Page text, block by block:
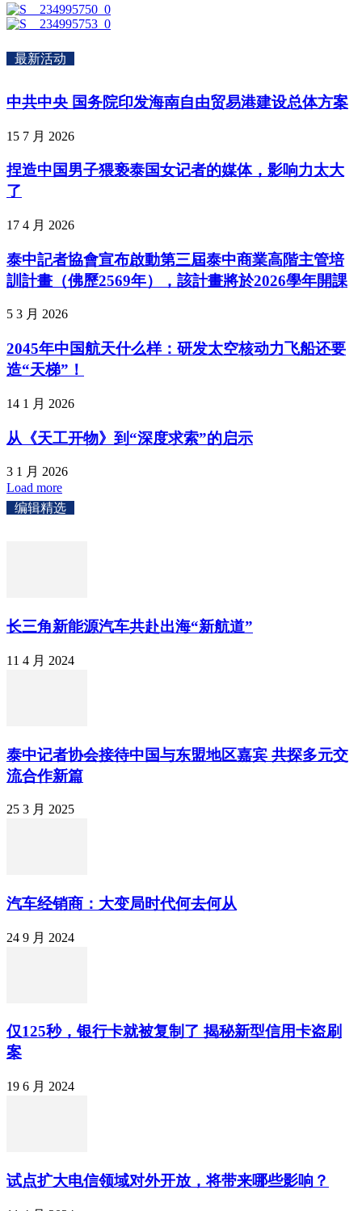
最新活动
中共中央 国务院印发海南自由贸易港建设总体方案
15 7 月 2026
捏造中国男子猥亵泰国女记者的媒体，影响力太大
了
17 4 月 2026
泰中記者協會宣布啟動第三屆泰中商業高階主管培
訓計畫（佛歷2569年），該計畫將於2026學年開課
5 3 月 2026
2045年中国航天什么样：研发太空核动力飞船还要
造“天梯”！
14 1 月 2026
从《天工开物》到“深度求索”的启示
3 1 月 2026
Load more
编辑精选
长三角新能源汽车共赴出海“新航道”
11 4 月 2024
泰中记者协会接待中国与东盟地区嘉宾 共探多元交
流合作新篇
25 3 月 2025
汽车经销商：大变局时代何去何从
24 9 月 2024
仅125秒，银行卡就被复制了 揭秘新型信用卡盗刷
案
19 6 月 2024
试点扩大电信领域对外开放，将带来哪些影响？